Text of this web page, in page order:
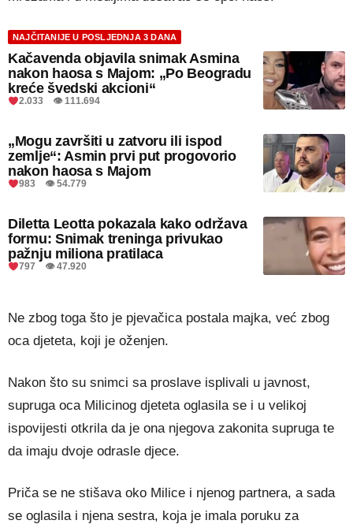
NAJČITANIJE U POSLJEDNJA 3 DANA
Kačavenda objavila snimak Asmina
nakon haosa s Majom: „Po Beogradu
kreće švedski akcioni“
2.033 👁 111.694
„Mogu završiti u zatvoru ili ispod
zemlje“: Asmin prvi put progovorio
nakon haosa s Majom
983 👁 54.779
Diletta Leotta pokazala kako održava
formu: Snimak treninga privukao
pažnju miliona pratilaca
797 👁 47.920
Ne zbog toga što je pjevačica postala majka, već zbog
oca djeteta, koji je oženjen.
Nakon što su snimci sa proslave isplivali u javnost,
supruga oca Milicinog djeteta oglasila se i u velikoj
ispovijesti otkrila da je ona njegova zakonita supruga te
da imaju dvoje odrasle djece.
Priča se ne stišava oko Milice i njenog partnera, a sada
se oglasila i njena sestra, koja je imala poruku za